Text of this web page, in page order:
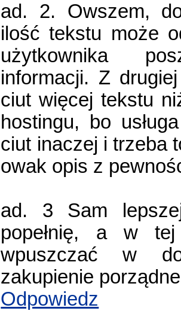
ad. 2. Owszem,
ilość tekstu może
użytkownika
informacji. Z
ciut więcej tekstu
hostingu, bo
ciut inaczej i trzeba
owak opis z
ad. 3 Sam
popełnię, a w
wpuszczać w
zakupienie
Odpowiedz